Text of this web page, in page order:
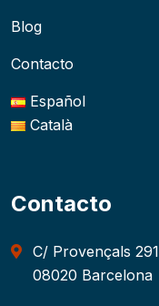
Blog
Contacto
Español
Català
Contacto
C/ Provençals 291
08020 Barcelona